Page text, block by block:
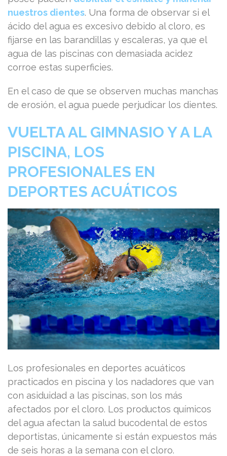
nuestros dientes. Una forma de observar si el
ácido del agua es excesivo debido al cloro, es
fijarse en las barandillas y escaleras, ya que el
agua de las piscinas con demasiada acidez
corroe estas superficies.
En el caso de que se observen muchas manchas
de erosión, el agua puede perjudicar los dientes.
VUELTA AL GIMNASIO Y A LA
PISCINA, LOS
PROFESIONALES EN
DEPORTES ACUÁTICOS
Los profesionales en deportes acuáticos
practicados en piscina y los nadadores que van
con asiduidad a las piscinas, son los más
afectados por el cloro. Los productos químicos
del agua afectan la salud bucodental de estos
deportistas, únicamente si están expuestos más
de seis horas a la semana con el cloro.